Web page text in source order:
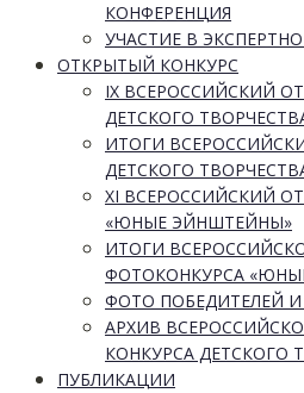
КОНФЕРЕНЦИЯ
УЧАСТИЕ В
ОТКРЫТЫЙ КОНКУРС
IX ВСЕРОССИЙСКИЙ
ДЕТСКОГО
ИТОГИ
ДЕТСКОГО
XI ВСЕРОССИЙСКИЙ
«ЮНЫЕ ЭЙНШТЕЙНЫ»
ИТОГИ
ФОТОКОНКУРСА
ФОТО ПОБЕДИТЕЛЕЙ
АРХИВ
КОНКУРСА ДЕТСКОГО
ПУБЛИКАЦИИ